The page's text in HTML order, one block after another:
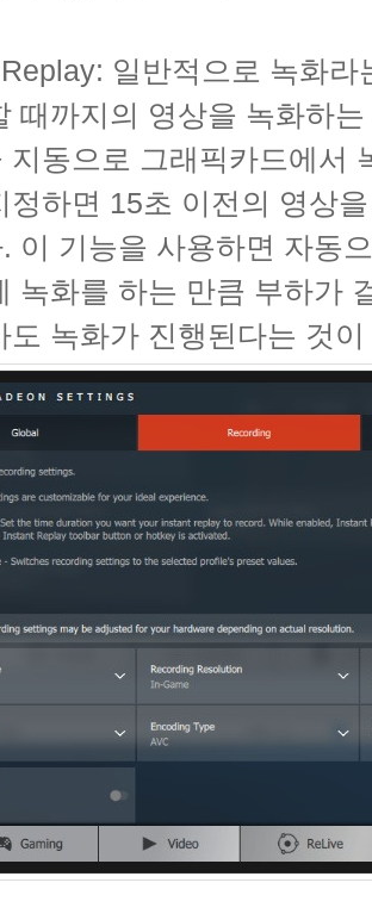
일반적으로 녹화
때까지의 영상을 녹화하
지동으로 그래픽카드에서
정하면 15초 이전의 영상
이 기능을 사용하면 자동
녹화를 하는 만큼 부하가
도 녹화가 진행된다는 것